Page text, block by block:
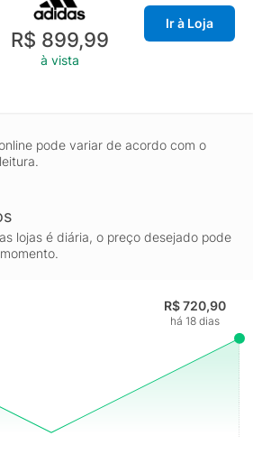
R$ 899,99
à vista
Ir à Loja
pode variar de acordo com o
lojas é diária, o preço desejado pode
R$ 720,90
há 18 dias